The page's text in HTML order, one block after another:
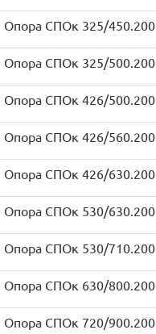
Опора СПОк 325/450.200
Опора СПОк 325/500.200
Опора СПОк 426/500.200
Опора СПОк 426/560.200
Опора СПОк 426/630.200
Опора СПОк 530/630.200
Опора СПОк 530/710.200
Опора СПОк 630/800.200
Опора СПОк 720/900.200